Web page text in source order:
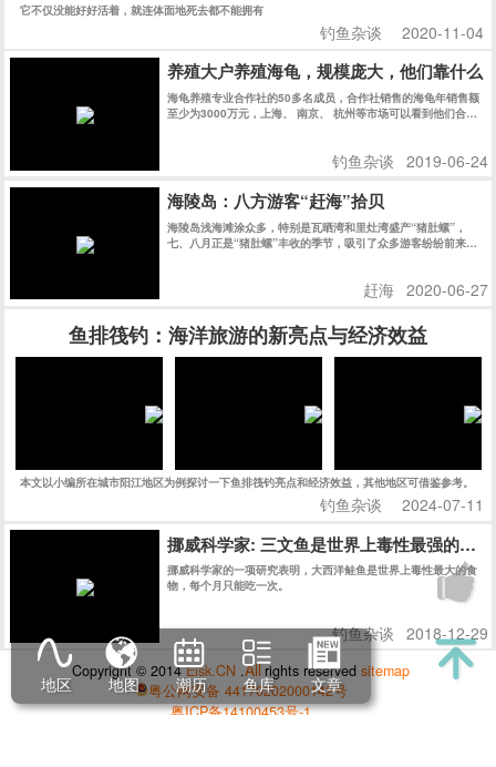
它不仅没能好好活着，就连体面地死去都不能拥有
钓鱼杂谈 2020-11-04
养殖大户养殖海龟，规模庞大，他们靠什么
海龟养殖专业合作社的50多名成员，合作社销售的海龟年销售额
至少为3000万元，上海、 南京、 杭州等市场可以看到他们合作
钓鱼杂谈 2019-06-24
海陵岛：八方游客“赶海”拾贝
海陵岛浅海滩涂众多，特别是瓦晒湾和里灶湾盛产“猪肚螺”，
七、八月正是“猪肚螺”丰收的季节，吸引了众多游客纷纷前来赶
赶海 2020-06-27
鱼排筏钓：海洋旅游的新亮点与经济效益
本文以小编所在城市阳江地区为例探讨一下鱼排筏钓亮点和经济效益，其他地区可借鉴参考。
钓鱼杂谈 2024-07-11
挪威科学家: 三文鱼是世界上毒性最强的食
挪威科学家的一项研究表明，大西洋鲑鱼是世界上毒性最大的食
物，每个月只能吃一次。
钓鱼杂谈 2018-12-29
Copyright © 2014Eisk.CN .Allrights reservedsitemap
粤公网安备 44170202000142号
粤ICP备14100453号-1
地区 地图 潮历 鱼库 文章